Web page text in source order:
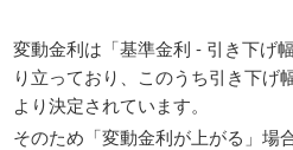
変動金利は「基準金利 - 引き下げ
り立っており、このうち引き下げ
より決定されています。
そのため「変動金利が上がる」場